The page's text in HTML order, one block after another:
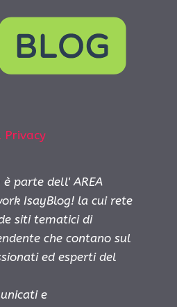
Privacy
parte dell' AREA
IsayBlog! la cui rete
siti tematici di
che contano sul
ed esperti del
e